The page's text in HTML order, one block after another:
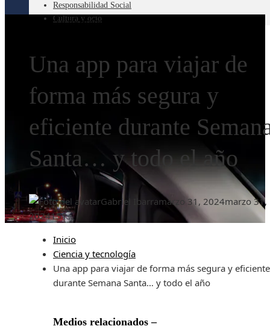
Responsabilidad Social
Cultura y ocio
Ciencia y tecnología
Una app para viajar de
forma más segura y
eficiente durante
Santa… y todo el año
Gabriel Ibarramarzo 31, 2024marzo 31,
2024151
Inicio
Ciencia y tecnología
Una app para viajar de forma más segura y eficiente
durante Semana Santa… y todo el año
Medios relacionados –